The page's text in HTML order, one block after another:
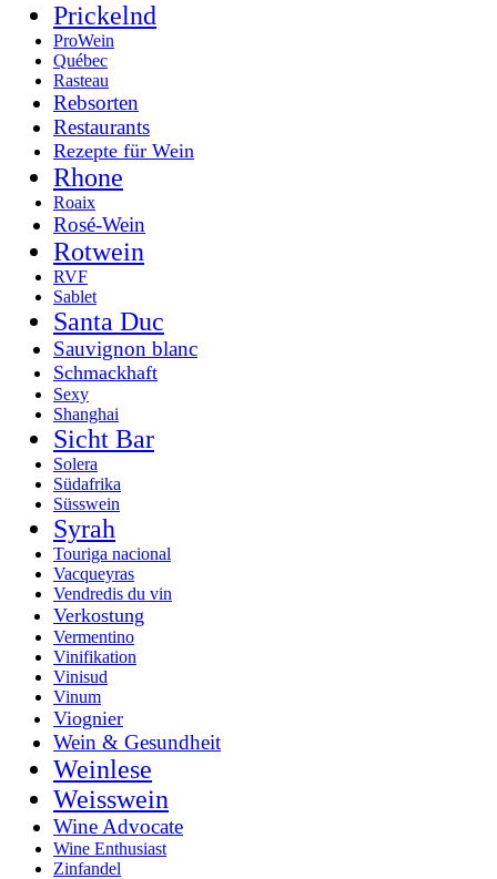
Prickelnd
ProWein
Québec
Rasteau
Rebsorten
Restaurants
Rezepte für Wein
Rhone
Roaix
Rosé-Wein
Rotwein
RVF
Sablet
Santa Duc
Sauvignon blanc
Schmackhaft
Sexy
Shanghai
Sicht Bar
Solera
Südafrika
Süsswein
Syrah
Touriga nacional
Vacqueyras
Vendredis du vin
Verkostung
Vermentino
Vinifikation
Vinisud
Vinum
Viognier
Wein & Gesundheit
Weinlese
Weisswein
Wine Advocate
Wine Enthusiast
Zinfandel